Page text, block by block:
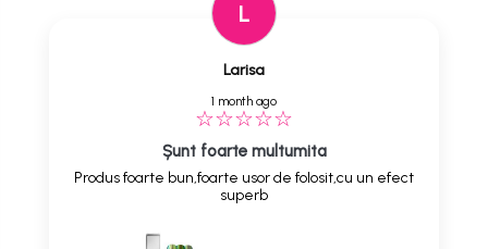
L
Larisa
1 month ago
Șunt foarte multumita
Produs foarte bun,foarte usor de folosit,cu un efect
superb